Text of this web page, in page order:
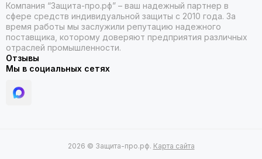
Компания “Защита-про.рф” – ваш надежный партнер в
сфере средств индивидуальной защиты с 2010 года. За
время работы мы заслужили репутацию надежного
поставщика, которому доверяют предприятия различных
отраслей промышленности.
Отзывы
Мы в социальных сетях
2026 © Защита-про.рф. Карта сайта